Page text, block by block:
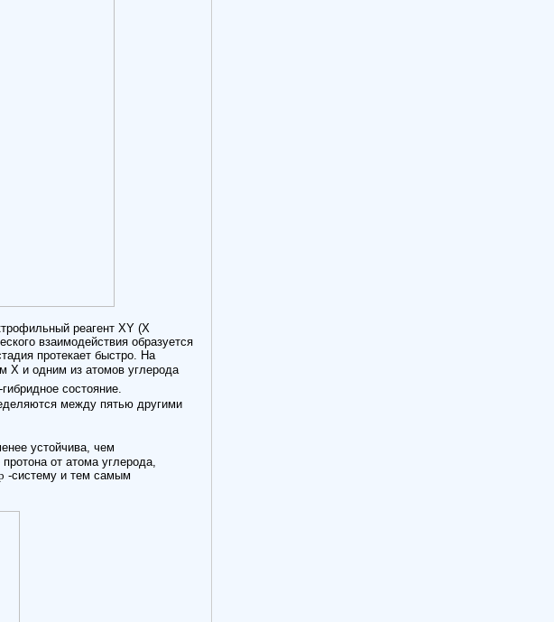
реагент XY (X
взаимодействия образуется
протекает быстро. На
Х и одним из атомов углерода
-гибридное состояние.
между пятью другими
устойчива, чем
от атома углерода,
-систему и тем самым